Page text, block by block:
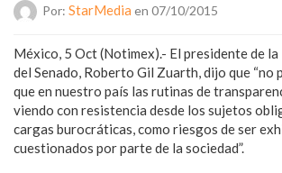
Por: StarMedia en 07/10/2015
México, 5 Oct (Notimex).- El presidente de
del Senado, Roberto Gil Zuarth, dijo que “no
que en nuestro país las rutinas de
viendo con resistencia desde los sujetos
cargas burocráticas, como riesgos de ser
cuestionados por parte de la sociedad”.